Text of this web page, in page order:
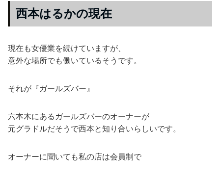
西本はるかの現在
現在も女優業を続けていますが、
意外な場所でも働いているそうです。
それが『ガールズバー』
六本木にあるガールズバーのオーナーが
元グラドルだそうで西本と知り合いらしいです。
オーナーに聞いても私の店は会員制で